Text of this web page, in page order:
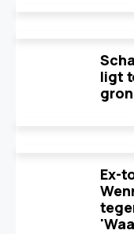
ligt
Ex-